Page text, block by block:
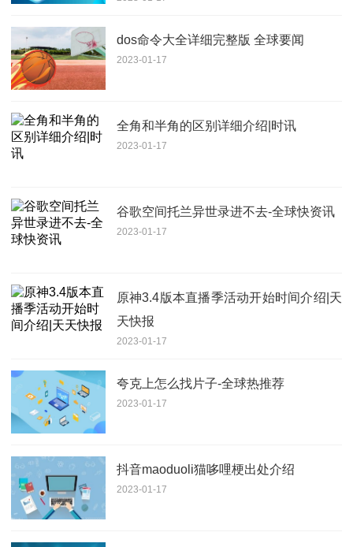
dos命令大全详细完整版 全球要闻
2023-01-17
全角和半角的区别详细介绍|时讯
2023-01-17
谷歌空间托兰异世录进不去-全球快资讯
2023-01-17
原神3.4版本直播季活动开始时间介绍|天
天快报
2023-01-17
夸克上怎么找片子-全球热推荐
2023-01-17
抖音maoduoli猫哆哩梗出处介绍
2023-01-17